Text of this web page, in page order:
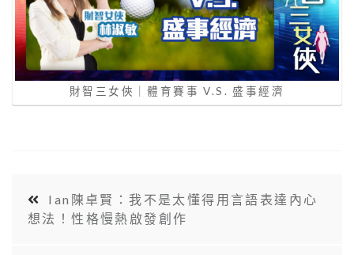
財智三女俠｜體育賽事 V.S. 盛事經濟
Ian陳卓賢：我不是太懂得用言語表達內心
想法！性格慢熱啟發創作